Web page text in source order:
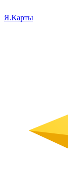
Я.Карты